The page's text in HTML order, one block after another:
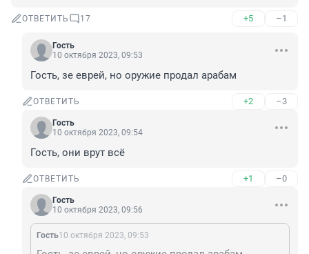
ОТВЕТИТЬ 17 +5 –1
Гость
10 октября 2023, 09:53
Гость, зе еврей, но оружие продал арабам
ОТВЕТИТЬ +2 –3
Гость
10 октября 2023, 09:54
Гость, они врут всё
ОТВЕТИТЬ +1 –0
Гость
10 октября 2023, 09:56
Гость10 октября 2023, 09:53